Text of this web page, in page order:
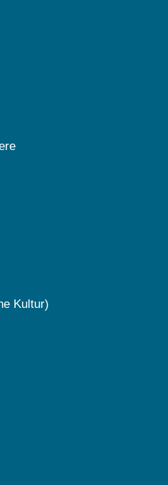
Kultur)